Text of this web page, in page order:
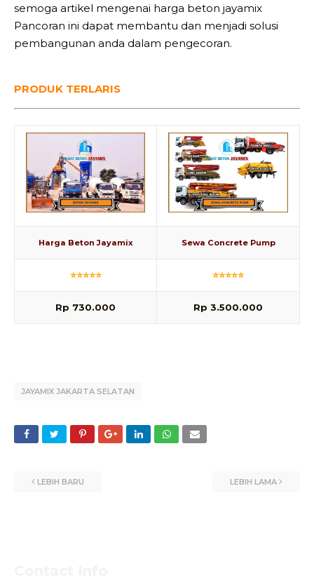
semoga artikel mengenai harga beton jayamix
Pancoran ini dapat membantu dan menjadi solusi
pembangunan anda dalam pengecoran.
PRODUK TERLARIS
Harga Beton Jayamix Sewa Concrete Pump
⭐⭐⭐⭐⭐ ⭐⭐⭐⭐⭐
Rp 730.000 Rp 3.500.000
JAYAMIX JAKARTA SELATAN
LEBIH BARU LEBIH LAMA